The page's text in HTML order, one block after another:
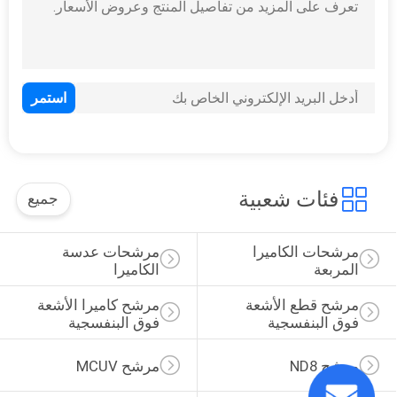
مرشح ND1000
مرشح ليلي محايد
11
فئات شعبية جميع
مرشحات عدسة
الكاميرا
مرشحات الكاميرا
المربعة
مرشح كاميرا الأشعة
فوق البنفسجية
مرشح قطع الأشعة
فوق البنفسجية
مرشح MCUV مرشح ND8